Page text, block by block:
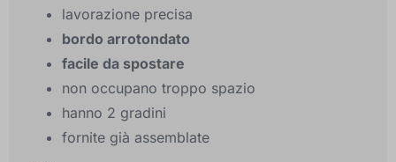
lavorazione precisa
bordo arrotondato
facile da spostare
non occupano troppo spazio
hanno 2 gradini
fornite già assemblate